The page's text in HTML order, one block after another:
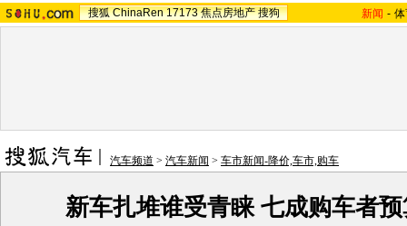
搜狐 ChinaRen 17173 焦点房地产 搜狗 新闻 -
汽车频道 > 汽车新闻 > 车市新闻-降价,车市,购车
新车扎堆谁受青睐 七成购车者预